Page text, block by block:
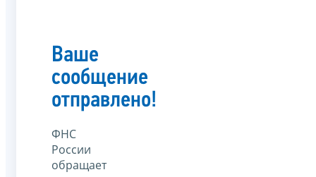
Ваше
сообщение
отправлено!
ФНС
России
обращает